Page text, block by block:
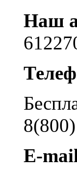
Наш
E-